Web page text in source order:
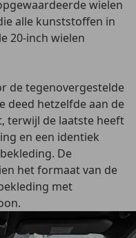
wielen
alle kunststoffen in
20-inch wielen
de tegenovergestelde
deed hetzelfde aan de
terwijl de laatste heeft
en een identiek
De
het formaat van de
met